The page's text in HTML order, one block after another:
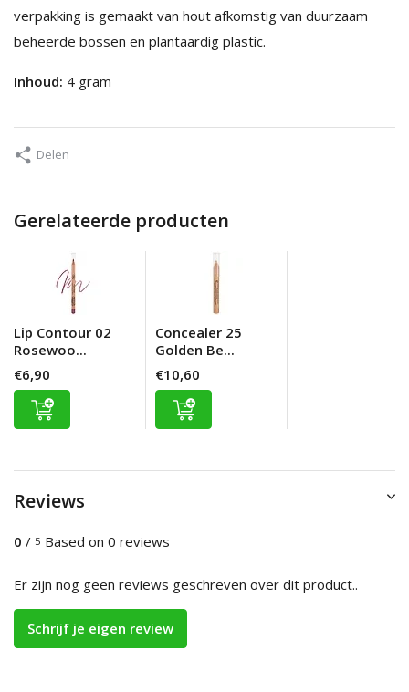
verpakking is gemaakt van hout afkomstig van duurzaam
beheerde bossen en plantaardig plastic.
Inhoud: 4 gram
Delen
Gerelateerde producten
Lip Contour 02
Rosewoo...
€6,90
Concealer 25
Golden Be...
€10,60
Reviews
0 / 5 Based on 0 reviews
Er zijn nog geen reviews geschreven over dit product..
Schrijf je eigen review